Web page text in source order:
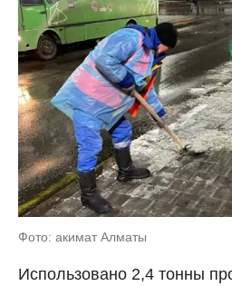
Фото: акимат Алматы
Использовано 2,4 тонны